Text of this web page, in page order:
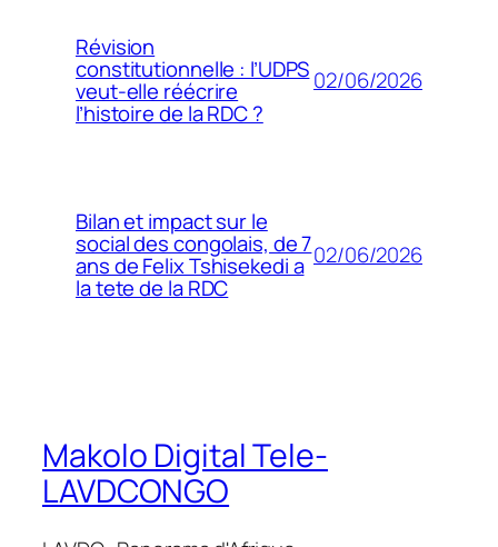
Révision
constitutionnelle : l’UDPS
veut-elle réécrire
l’histoire de la RDC ?
02/06/2026
Bilan et impact sur le
social des congolais, de 7
ans de Felix Tshisekedi a
la tete de la RDC
02/06/2026
Makolo Digital Tele-
LAVDCONGO